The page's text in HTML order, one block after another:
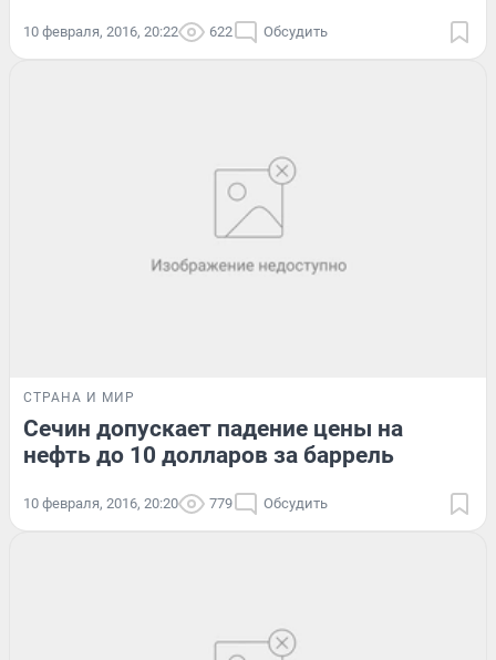
10 февраля, 2016, 20:22 622 Обсудить
СТРАНА И МИР
Сечин допускает падение цены на
нефть до 10 долларов за баррель
10 февраля, 2016, 20:20 779 Обсудить